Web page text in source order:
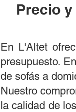
Precio
En L'Altet
presupuesto.
de sofás a
Nuestro
la calidad de